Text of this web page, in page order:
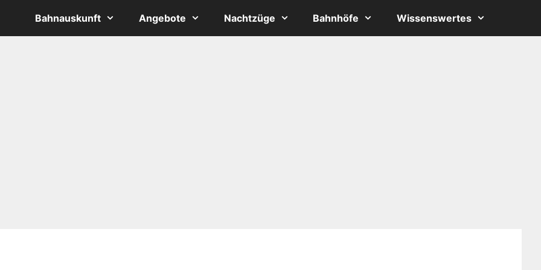
Bahnauskunft Angebote Nachtzüge Bahnhöfe Wissenswertes